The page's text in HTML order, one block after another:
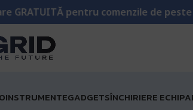
pentru comenzile de peste 1000 lei!
GADGETSÎNCHIRIERE